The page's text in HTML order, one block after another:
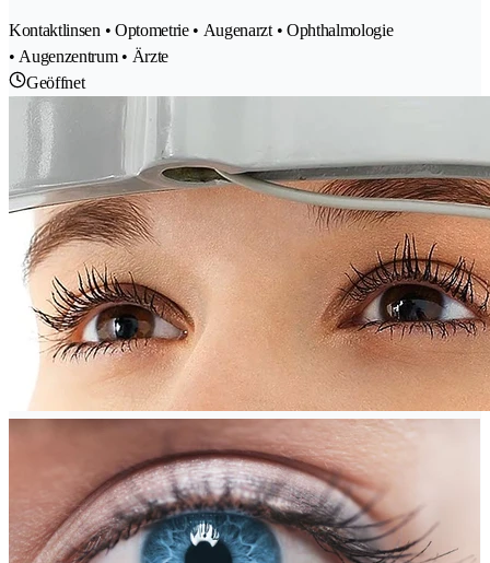
Kontaktlinsen • Optometrie • Augenarzt • Ophthalmologie
• Augenzentrum • Ärzte
Geöffnet